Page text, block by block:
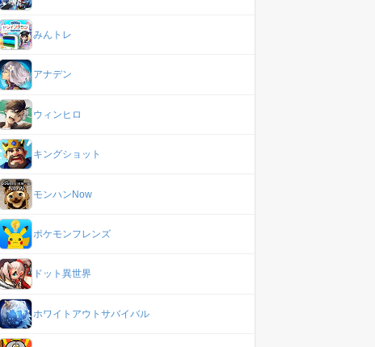
みんトレ
アナデン
ウィンヒロ
キングショット
モンハンNow
ポケモンフレンズ
ドット異世界
ホワイトアウトサバイバル